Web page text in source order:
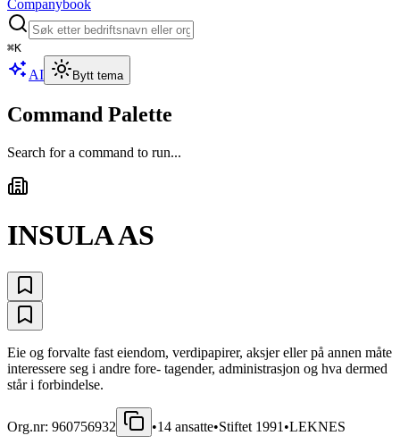
Companybook
⌘K
AI Bytt tema
Command Palette
Search for a command to run...
INSULA AS
Eie og forvalte fast eiendom, verdipapirer, aksjer eller på annen måte
interessere seg i andre fore- tagender, administrasjon og hva dermed
står i forbindelse.
Org.nr: 960756932 •14 ansatte•Stiftet 1991 •LEKNES